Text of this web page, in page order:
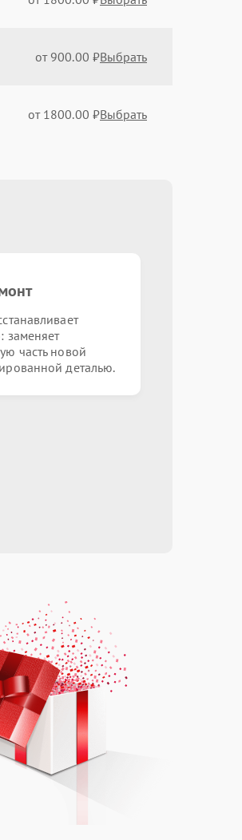
от 900.00 ₽Выбрать
от 1800.00 ₽Выбрать
от 1200.00 ₽
от 1000.00 ₽
от 1500.00 ₽Выбрать
заменяет
часть новой
деталью.